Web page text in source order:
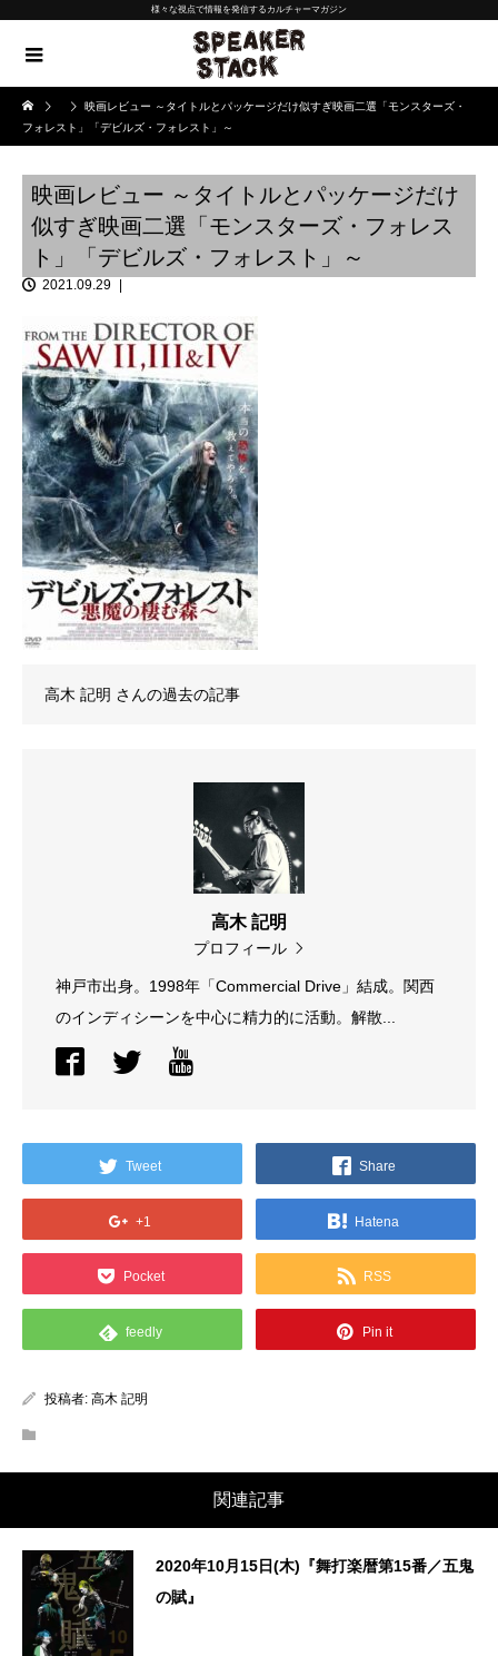
様々な視点で情報を発信するカルチャーマガジン
映画レビュー ～タイトルとパッケージだけ似すぎ映画二選「モンスターズ・
フォレスト」「デビルズ・フォレスト」～
映画レビュー ～タイトルとパッケージだけ
似すぎ映画二選「モンスターズ・フォレス
ト」「デビルズ・フォレスト」～
2021.09.29
高木 記明 さんの過去の記事
高木 記明
プロフィール
神戸市出身。1998年「Commercial Drive」結成。関西
のインディシーンを中心に精力的に活動。解散...
Tweet Share
+1 Hatena
Pocket RSS
feedly Pin it
投稿者: 高木 記明
関連記事
2020年10月15日(木)『舞打楽暦第15番／五鬼
の賦』